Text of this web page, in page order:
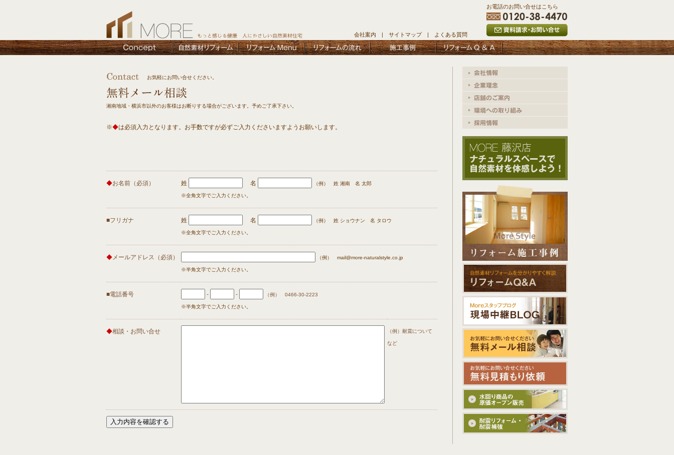
会社案内 | サイトマップ| よくある質問
お電話のお問い合せはこちら
お気軽にお問い合せください。
湘南地域・横浜市以外のお客様はお断りする場合がございます。予めご了承下さい。
※◆は必須入力となります。お手数ですが必ずご入力くださいますようお願いします。
◆お名前（必須） 姓 名 （例） 姓 湘南 名 太郎
※全角文字でご入力ください。
■フリガナ 姓 名 （例） 姓 ショウナン 名 タロウ
※全角文字でご入力ください。
◆メールアドレス（必須） （例） mail@more-naturalstyle.co.jp
※半角文字でご入力ください。
■電話番号 - - （例） 0466-30-2223
※半角文字でご入力ください。
◆相談・お問い合せ （例）耐震について
など